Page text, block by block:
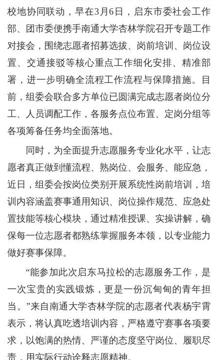
校地协同联动，早在3月6日，启东市委社会工作
部、团市委便携手南通大学杏林学院召开专题工作
对接会，围绕志愿者招募选拔、岗前培训、岗位设
置、交通接驳等核心重点工作细化安排、精准部
署，进一步明确全流程工作流程与保障措施。目
前，组委会联合多方单位已圆满完成志愿者岗位分
工、人员调配工作，各服务点位布置、定岗分组等
各项筹备任务均全面落地。
同时，为全面提升志愿服务专业化水平，让志
愿者真正做到懂流程、熟岗位、会服务、能应急，
近日，组委会按岗位类别开展系统性岗前培训，培
训内容涵盖赛事通用知识、岗位操作规范、应急处
置技能等核心模块，通过精准授课、实操讲解，确
保每一位志愿者都熟练掌握服务本领，以专业能力
做好赛事保障。
“能参加此次启东马拉松的志愿服务工作，是
一次宝贵的实践锻炼，更是一份沉甸甸的青年担
当。”来自南通大学杏林学院的志愿者代表杨宇霄
表示，将认真吃透培训内容，严格遵守赛事各项要
求，以饱满的热情、严谨的态度坚守岗位、履职尽
责，用实际行动诠释志愿精神。